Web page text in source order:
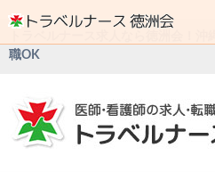
トラベルナース求人なら徳洲会！沖
職OK